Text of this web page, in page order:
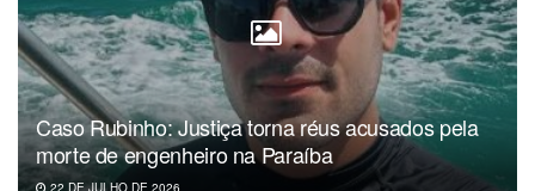
Caso Rubinho: Justiça torna réus acusados pela
morte de engenheiro na Paraíba
22 DE JULHO DE 2026